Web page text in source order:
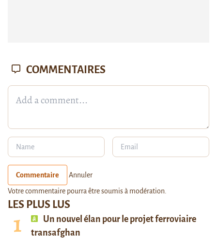
LES PLUS LUS
Un nouvel élan pour le projet ferroviaire
transafghan
COMMENTAIRES
Commentaire Annuler
Votre commentaire pourra être soumis à modération.